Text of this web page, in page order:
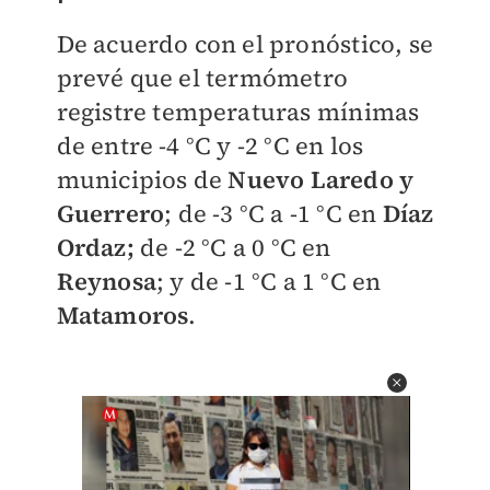
De acuerdo con el pronóstico, se
prevé que el termómetro
registre temperaturas mínimas
de entre -4 °C y -2 °C en los
municipios deNuevo Laredo y
Guerrero; de -3 °C a -1 °C en Díaz
Ordaz; de -2 °C a 0 °C en
Reynosa; y de -1 °C a 1 °C en
Matamoros.